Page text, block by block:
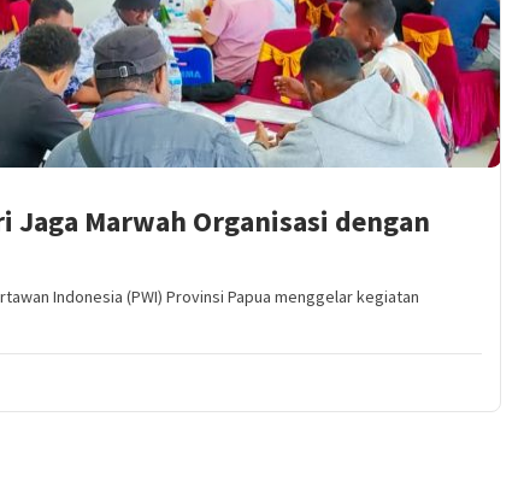
Jaga Marwah Organisasi dengan
Indonesia (PWI) Provinsi Papua menggelar kegiatan